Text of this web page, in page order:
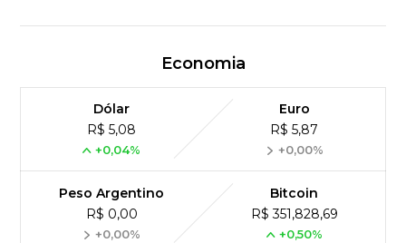
Economia
Dólar
R$ 5,08
+0,04%
Euro
R$ 5,87
+0,00%
Peso Argentino
R$ 0,00
+0,00%
Bitcoin
R$ 351,828,69
+0,50%